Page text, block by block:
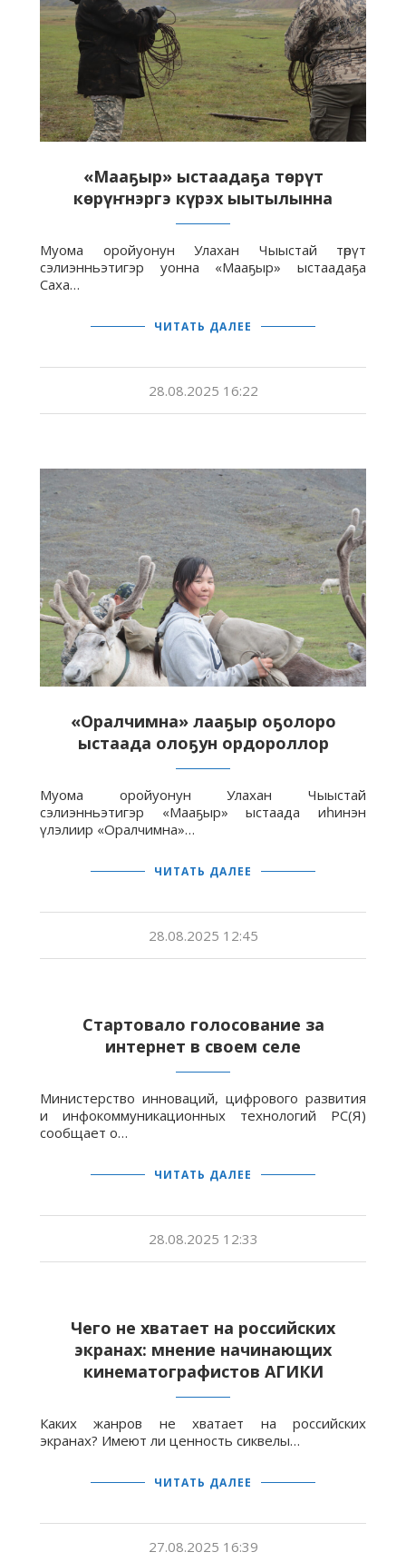
«Мааҕыр» ыстаадаҕа төрүт
көрүҥнэргэ күрэх ыытылынна
Муома оройуонун Улахан Чыыстай төрүт
сэлиэнньэтигэр уонна «Мааҕыр» ыстаадаҕа
Саха…
ЧИТАТЬ ДАЛЕЕ
28.08.2025 16:22
«Оралчимна» лааҕыр оҕолоро
ыстаада олоҕун ордороллор
Муома оройуонун Улахан Чыыстай
сэлиэнньэтигэр «Мааҕыр» ыстаада иһинэн
үлэлиир «Оралчимна»…
ЧИТАТЬ ДАЛЕЕ
28.08.2025 12:45
Стартовало голосование за
интернет в своем селе
Министерство инноваций, цифрового развития
и инфокоммуникационных технологий РС(Я)
сообщает о…
ЧИТАТЬ ДАЛЕЕ
28.08.2025 12:33
Чего не хватает на российских
экранах: мнение начинающих
кинематографистов АГИКИ
Каких жанров не хватает на российских
экранах? Имеют ли ценность сиквелы…
ЧИТАТЬ ДАЛЕЕ
27.08.2025 16:39